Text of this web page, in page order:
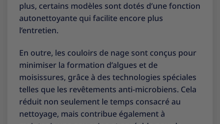
plus, certains modèles sont dotés d’une fonction
autonettoyante qui facilite encore plus
l’entretien.
En outre, les couloirs de nage sont conçus pour
minimiser la formation d’algues et de
moisissures, grâce à des technologies spéciales
telles que les revêtements anti-microbiens. Cela
réduit non seulement le temps consacré au
nettoyage, mais contribue également à